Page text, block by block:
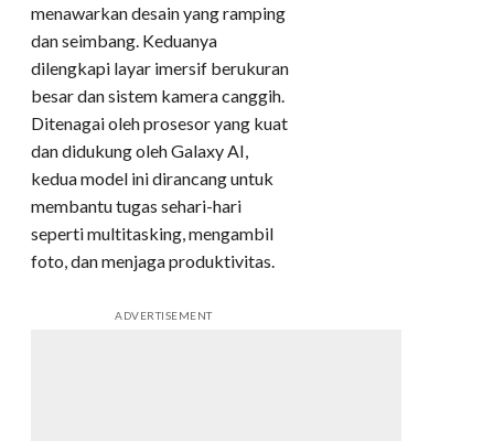
menawarkan desain yang ramping
dan seimbang. Keduanya
dilengkapi layar imersif berukuran
besar dan sistem kamera canggih.
Ditenagai oleh prosesor yang kuat
dan didukung oleh Galaxy AI,
kedua model ini dirancang untuk
membantu tugas sehari-hari
seperti multitasking, mengambil
foto, dan menjaga produktivitas.
ADVERTISEMENT